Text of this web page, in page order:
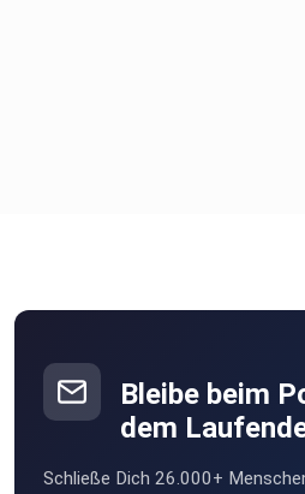
Bleibe beim
dem
Schließe Dich 26.000+